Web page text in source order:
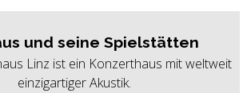
und seine Spielstätten
Linz ist ein Konzerthaus mit weltweit
einzigartiger Akustik.